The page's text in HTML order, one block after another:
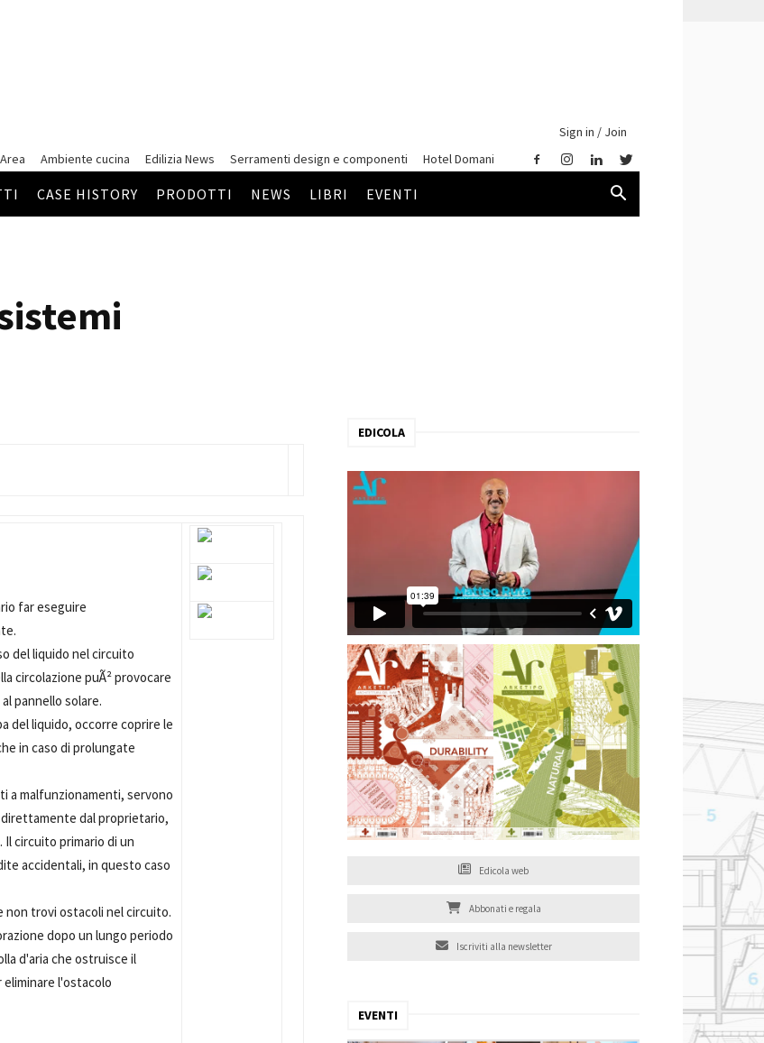
Sign in / Join
Area
Ambiente cucina Edilizia News Serramenti design e componenti Hotel Domani
CASE HISTORY PRODOTTI NEWS LIBRI EVENTI
far eseguire
del liquido nel circuito
circolazione puÃ² provocare
pannello solare.
del liquido, occorre coprire le
in caso di prolungate
a malfunzionamenti, servono
dal proprietario,
circuito primario di un
accidentali, in questo caso
non trovi ostacoli nel circuito.
dopo un lungo periodo
d'aria che ostruisce il
l'ostacolo
EDICOLA
Edicola web
Abbonati e regala
Iscriviti alla newsletter
EVENTI